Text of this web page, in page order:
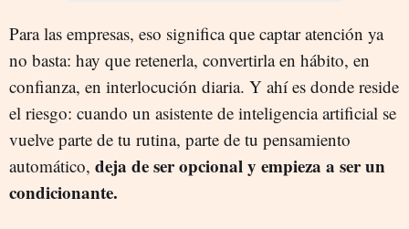
Para las empresas, eso significa que captar atención ya
no basta: hay que retenerla, convertirla en hábito, en
confianza, en interlocución diaria. Y ahí es donde reside
el riesgo: cuando un asistente de inteligencia artificial se
vuelve parte de tu rutina, parte de tu pensamiento
automático, deja de ser opcional y empieza a ser un
condicionante.